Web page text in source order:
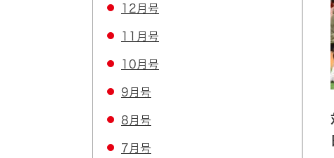
12月号
11月号
10月号
9月号
8月号
7月号